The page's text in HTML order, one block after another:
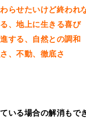
らせたいけど終われ
、地上に生きる喜び
する、自然との調和
、不動、徹底さ
いる場合の解消もで